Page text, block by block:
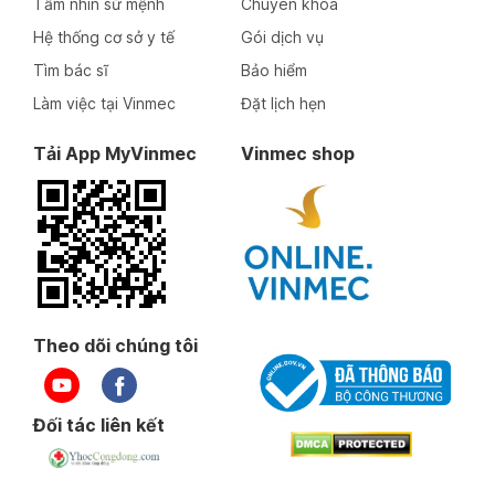
Tầm nhìn sứ mệnh
Hệ thống cơ sở y tế
Tìm bác sĩ
Làm việc tại Vinmec
Chuyên khoa
Gói dịch vụ
Bảo hiểm
Đặt lịch hẹn
Tải App MyVinmec Vinmec shop
Theo dõi chúng tôi
Đối tác liên kết